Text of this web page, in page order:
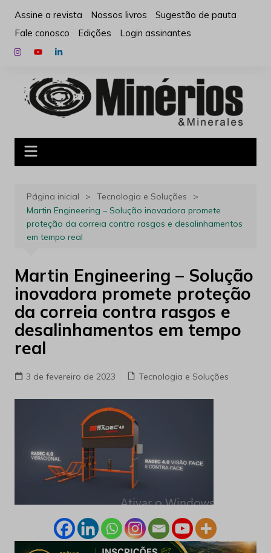
para
conteúdo
Assine a revista Nossos livros
Sugestão de pauta
Fale conosco
Edições Login assinantes
Página inicial
Tecnologia e Soluções
Martin Engineering – Solução inovadora promete
proteção da correia contra rasgos e desalinhamentos
em tempo real
Martin Engineering – Solução
inovadora promete proteção
da correia contra rasgos e
desalinhamentos em tempo
real
3 de fevereiro de 2023 Tecnologia e Soluções